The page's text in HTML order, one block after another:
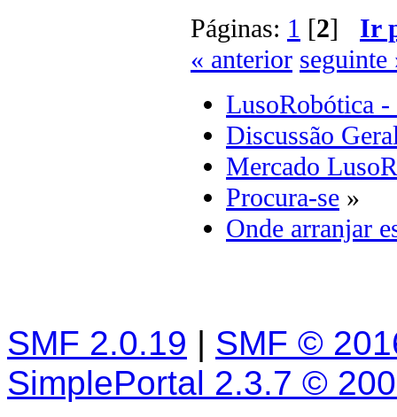
Páginas: 1 [2] Ir
« anterior seguinte
LusoRobótica -
Discussão
Mercado
Procura-se »
Onde arranjar
SMF 2.0.19 | SMF ©
SimplePortal 2.3.7 ©